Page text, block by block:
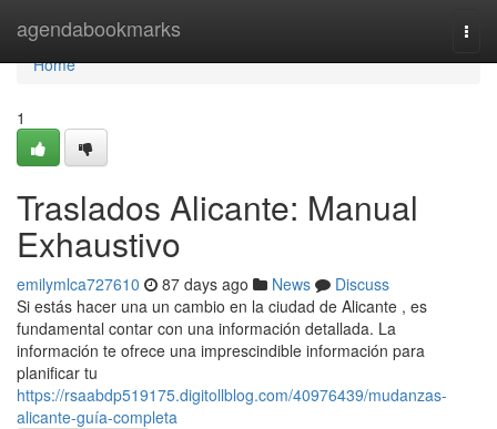
agendabookmarks
Home
Home
1
Traslados Alicante: Manual
Exhaustivo
emilymlca727610 87 days ago News
Discuss
Si estás hacer una un cambio en la ciudad de Alicante , es
fundamental contar con una información detallada. La
información te ofrece una imprescindible información para
planificar tu
https://rsaabdp519175.digitollblog.com/40976439/mudanzas-
alicante-guía-completa